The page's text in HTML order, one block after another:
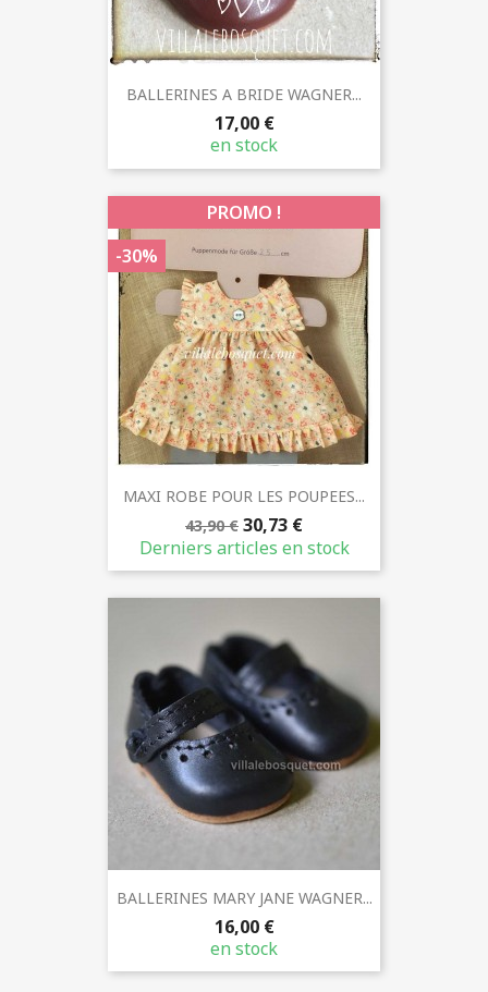
BALLERINES A BRIDE WAGNER...
17,00 €
en stock
MAXI ROBE POUR LES POUPEES...
43,90 € 30,73 €
Derniers articles en stock
PROMO !
-30%
BALLERINES MARY JANE WAGNER...
16,00 €
en stock